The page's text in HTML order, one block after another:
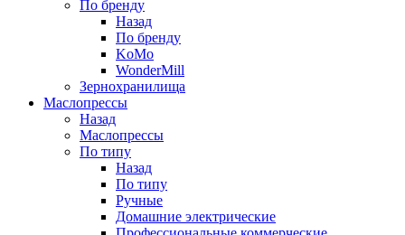
По бренду
Назад
По бренду
KoMo
WonderMill
Зернохранилища
Маслопрессы
Назад
Маслопрессы
По типу
Назад
По типу
Ручные
Домашние электрические